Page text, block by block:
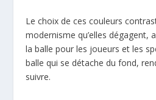
Le choix de ces couleurs
modernisme qu’elles dégagent,
la balle pour les joueurs et les
balle qui se détache du fond,
suivre.